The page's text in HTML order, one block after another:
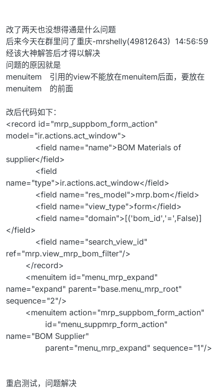
改了两天也没想得通是什么问题
后来今天在群里问了重庆-mrshelly(49812643) 14:56:59
经该大神解答后才得以解决
问题的原因就是
menuitem 引用的view不能放在menuitem后面，要放在
menuitem 的前面
改后代码如下：
<record id="mrp_suppbom_form_action"
model="ir.actions.act_window">
<field name="name">BOM Materials of
supplier</field>
<field
name="type">ir.actions.act_window</field>
<field name="res_model">mrp.bom</field>
<field name="view_type">form</field>
<field name="domain">[('bom_id','=',False)]
</field>
<field name="search_view_id"
ref="mrp.view_mrp_bom_filter"/>
</record>
<menuitem id="menu_mrp_expand"
name="expand" parent="base.menu_mrp_root"
sequence="2"/>
<menuitem action="mrp_suppbom_form_action"
id="menu_suppmrp_form_action"
name="BOM Supplier"
parent="menu_mrp_expand" sequence="1"/>
重启测试，问题解决